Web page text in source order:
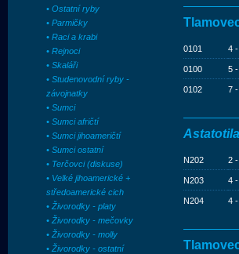
• Ostatní ryby
• Parmičky
• Raci a krabi
• Rejnoci
• Skaláři
• Studenovodní ryby -
závojnatky
• Sumci
• Sumci afričtí
• Sumci jihoameričtí
• Sumci ostatní
• Terčovci (diskuse)
• Velké jihoamerické +
středoamerické cich
• Živorodky - platy
• Živorodky - mečovky
• Živorodky - molly
• Živorodky - ostatní
0101 4
0100 5
0102 7
N202 2
N203 4
N204 4